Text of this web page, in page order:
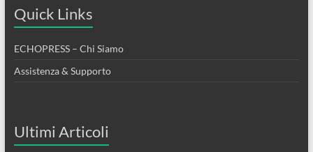
Quick Links
ECHOPRESS – Chi Siamo
Assistenza & Supporto
Ultimi Articoli